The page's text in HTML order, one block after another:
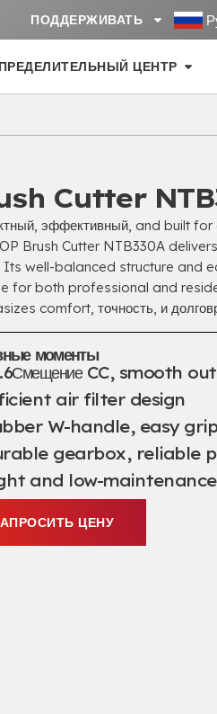
ПОДДЕРЖИВАТЬ
ЦЕНТР
Cutter
эффективный, and built
Brush Cutter NTB330A
Its well-balanced structure and
for both professional and
comfort, точность, и
моменты
CC, smooth
air filter design
W-handle, easy
gearbox, reliable
and low-
ЦЕНУ